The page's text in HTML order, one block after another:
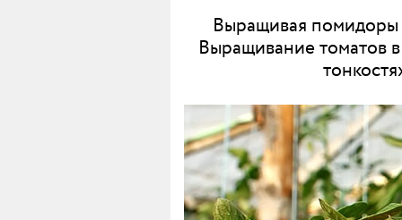
Выращивая помидоры
Выращивание томатов